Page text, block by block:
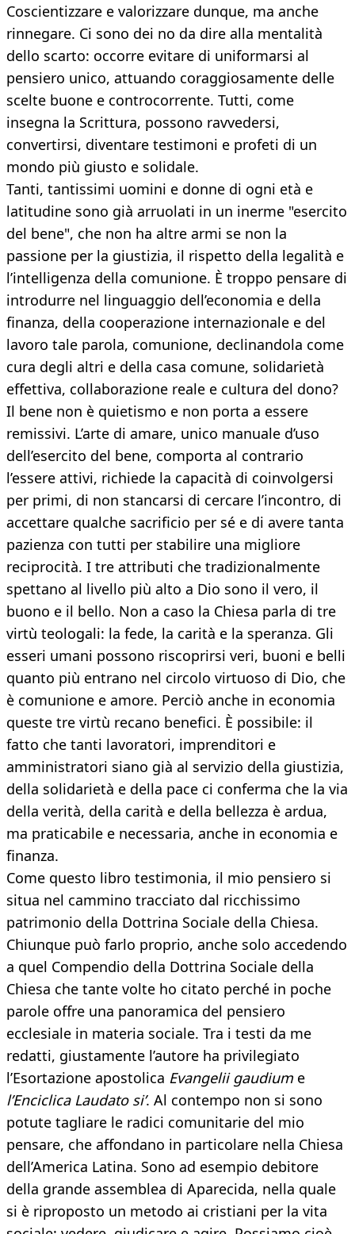
Coscientizzare e valorizzare dunque, ma anche
rinnegare. Ci sono dei no da dire alla mentalità
dello scarto: occorre evitare di uniformarsi al
pensiero unico, attuando coraggiosamente delle
scelte buone e controcorrente. Tutti, come
insegna la Scrittura, possono ravvedersi,
convertirsi, diventare testimoni e profeti di un
mondo più giusto e solidale.
Tanti, tantissimi uomini e donne di ogni età e
latitudine sono già arruolati in un inerme "esercito
del bene", che non ha altre armi se non la
passione per la giustizia, il rispetto della legalità e
l’intelligenza della comunione. È troppo pensare di
introdurre nel linguaggio dell’economia e della
finanza, della cooperazione internazionale e del
lavoro tale parola, comunione, declinandola come
cura degli altri e della casa comune, solidarietà
effettiva, collaborazione reale e cultura del dono?
Il bene non è quietismo e non porta a essere
remissivi. L’arte di amare, unico manuale d’uso
dell’esercito del bene, comporta al contrario
l’essere attivi, richiede la capacità di coinvolgersi
per primi, di non stancarsi di cercare l’incontro, di
accettare qualche sacrificio per sé e di avere tanta
pazienza con tutti per stabilire una migliore
reciprocità. I tre attributi che tradizionalmente
spettano al livello più alto a Dio sono il vero, il
buono e il bello. Non a caso la Chiesa parla di tre
virtù teologali: la fede, la carità e la speranza. Gli
esseri umani possono riscoprirsi veri, buoni e belli
quanto più entrano nel circolo virtuoso di Dio, che
è comunione e amore. Perciò anche in economia
queste tre virtù recano benefici. È possibile: il
fatto che tanti lavoratori, imprenditori e
amministratori siano già al servizio della giustizia,
della solidarietà e della pace ci conferma che la via
della verità, della carità e della bellezza è ardua,
ma praticabile e necessaria, anche in economia e
finanza.
Come questo libro testimonia, il mio pensiero si
situa nel cammino tracciato dal ricchissimo
patrimonio della Dottrina Sociale della Chiesa.
Chiunque può farlo proprio, anche solo accedendo
a quel Compendio della Dottrina Sociale della
Chiesa che tante volte ho citato perché in poche
parole offre una panoramica del pensiero
ecclesiale in materia sociale. Tra i testi da me
redatti, giustamente l’autore ha privilegiato
l’Esortazione apostolica Evangelii gaudiume
l’Enciclica Laudato si’. Al contempo non si sono
potute tagliare le radici comunitarie del mio
pensare, che affondano in particolare nella Chiesa
dell’America Latina. Sono ad esempio debitore
della grande assemblea di Aparecida, nella quale
si è riproposto un metodo ai cristiani per la vita